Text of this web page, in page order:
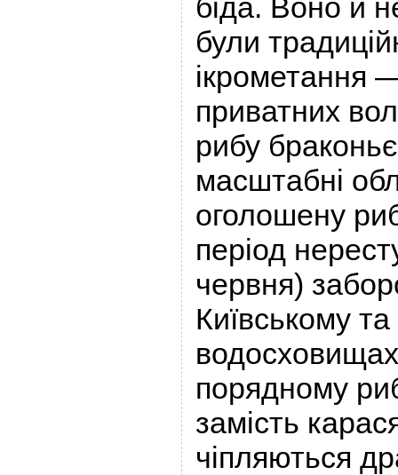
були
ікрометання
приватних
рибу
масштабні
оголошену
період
червня)
Київському
порядному
замість
чіпляються